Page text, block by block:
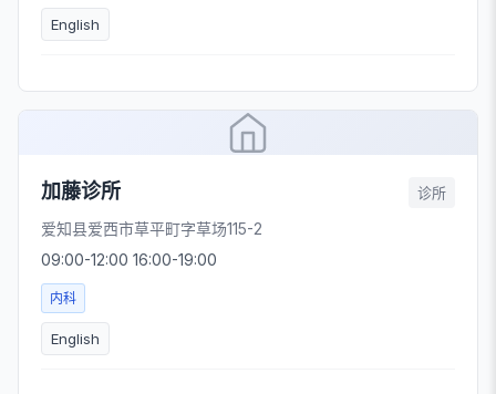
English
加藤诊所 诊所
爱知县爱西市草平町字草场115-2
09:00-12:00 16:00-19:00
内科
English